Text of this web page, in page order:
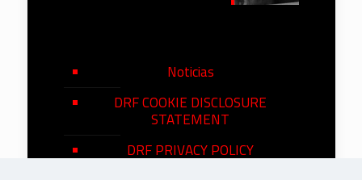
Noticias
DRF COOKIE DISCLOSURE
STATEMENT
DRF PRIVACY POLICY